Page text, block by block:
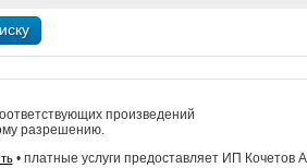
произведений
разрешению.
• платные услуги предоставляет ИП Кочетов